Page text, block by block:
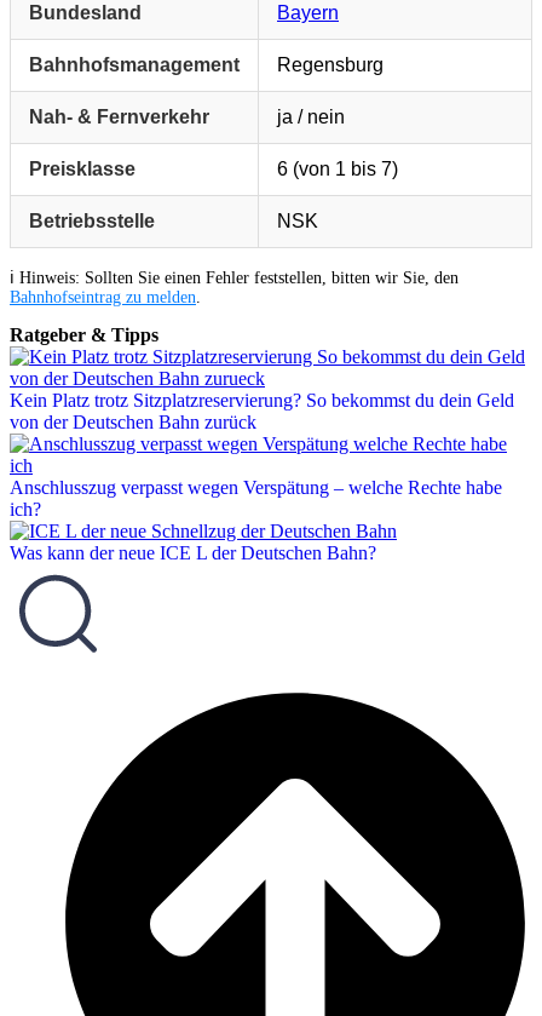
Bundesland Bayern
Bahnhofsmanagement Regensburg
Nah- & Fernverkehr ja / nein
Preisklasse 6 (von 1 bis 7)
Betriebsstelle NSK
ℹ️ Hinweis: Sollten Sie einen Fehler feststellen, bitten wir Sie, den
Bahnhofseintrag zu melden
Ratgeber & Tipps
Kein Platz trotz Sitzplatzreservierung? So bekommst du dein Geld
von der Deutschen Bahn zurück
Anschlusszug verpasst wegen Verspätung – welche Rechte habe
ich?
Was kann der neue ICE L der Deutschen Bahn?